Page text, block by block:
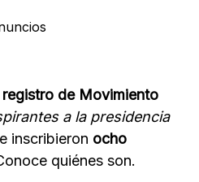
registro de Movimiento
a la presidencia
inscribieron ocho
quiénes son.